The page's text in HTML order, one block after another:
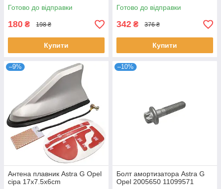
Готово до відправки
180 ₴ 198 ₴
Купити
Готово до відправки
342 ₴ 376 ₴
Купити
–9%
Антена плавник Astra G Opel
сіра 17x7.5x6cm
–10%
Болт амортизатора Astra G
Opel 2005650 11099571